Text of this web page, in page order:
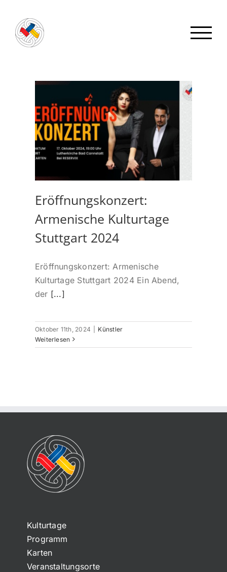
Inhalt
springen
Eröffnungskonzert:
Armenische Kulturtage
Stuttgart 2024
Eröffnungskonzert: Armenische
Kulturtage Stuttgart 2024 Ein Abend,
der [...]
Oktober 11th, 2024
Künstler
Weiterlesen
Kulturtage
Programm
Karten
Veranstaltungsorte